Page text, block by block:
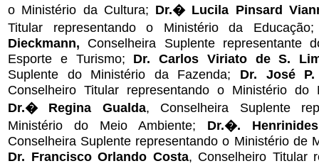
o Ministério da Cultura; Dr.� Lucila Pinsard
Titular representando o Ministério da
Dieckmann, Conselheira Suplente representante
Esporte e Turismo; Dr. Carlos Viriato de S.
Suplente do Ministério da Fazenda; Dr. José
Conselheiro Titular representando o Ministério do
Dr.� Regina Gualda, Conselheira Suplente
Ministério do Meio Ambiente; Dr.�.
Conselheira Suplente representando o Ministério de
Dr. Francisco Orlando Costa, Conselheiro Titular